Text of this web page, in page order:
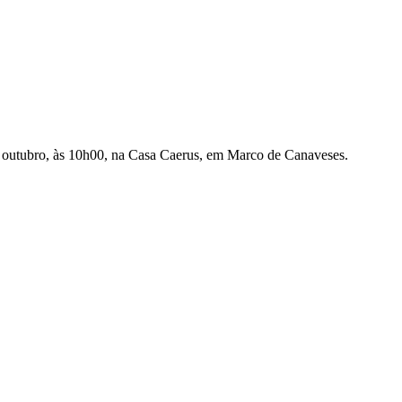
às 10h00, na Casa Caerus, em Marco de Canaveses.